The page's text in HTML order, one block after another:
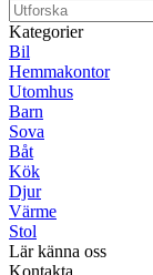
Kategorier
Bil
Hemmakontor
Utomhus
Barn
Sova
Båt
Kök
Djur
Värme
Stol
Lär känna oss